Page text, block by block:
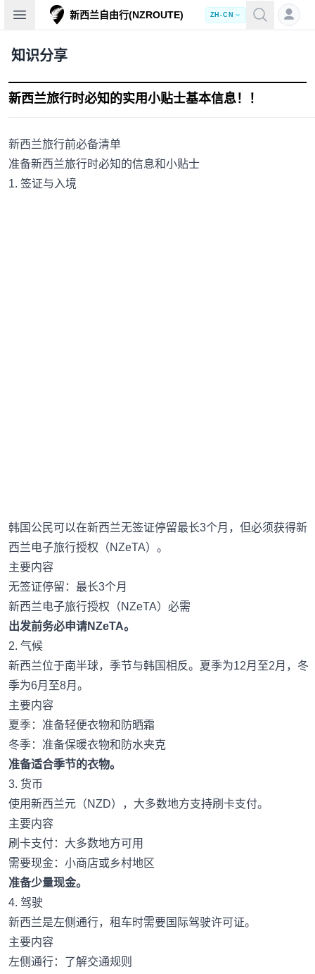
Open sidebar新西兰自由行(NZROUTE) ZH-CN
知识分享
新西兰旅行时必知的实用小贴士基本信息！！
新西兰旅行前必备清单
准备新西兰旅行时必知的信息和小贴士
1. 签证与入境
韩国公民可以在新西兰无签证停留最长3个月，但必须获得新
西兰电子旅行授权（NZeTA）。
主要内容
无签证停留：最长3个月
新西兰电子旅行授权（NZeTA）必需
出发前务必申请NZeTA。
2. 气候
新西兰位于南半球，季节与韩国相反。夏季为12月至2月，冬
季为6月至8月。
主要内容
夏季：准备轻便衣物和防晒霜
冬季：准备保暖衣物和防水夹克
准备适合季节的衣物。
3. 货币
使用新西兰元（NZD），大多数地方支持刷卡支付。
主要内容
刷卡支付：大多数地方可用
需要现金：小商店或乡村地区
准备少量现金。
4. 驾驶
新西兰是左侧通行，租车时需要国际驾驶许可证。
主要内容
左侧通行：了解交通规则